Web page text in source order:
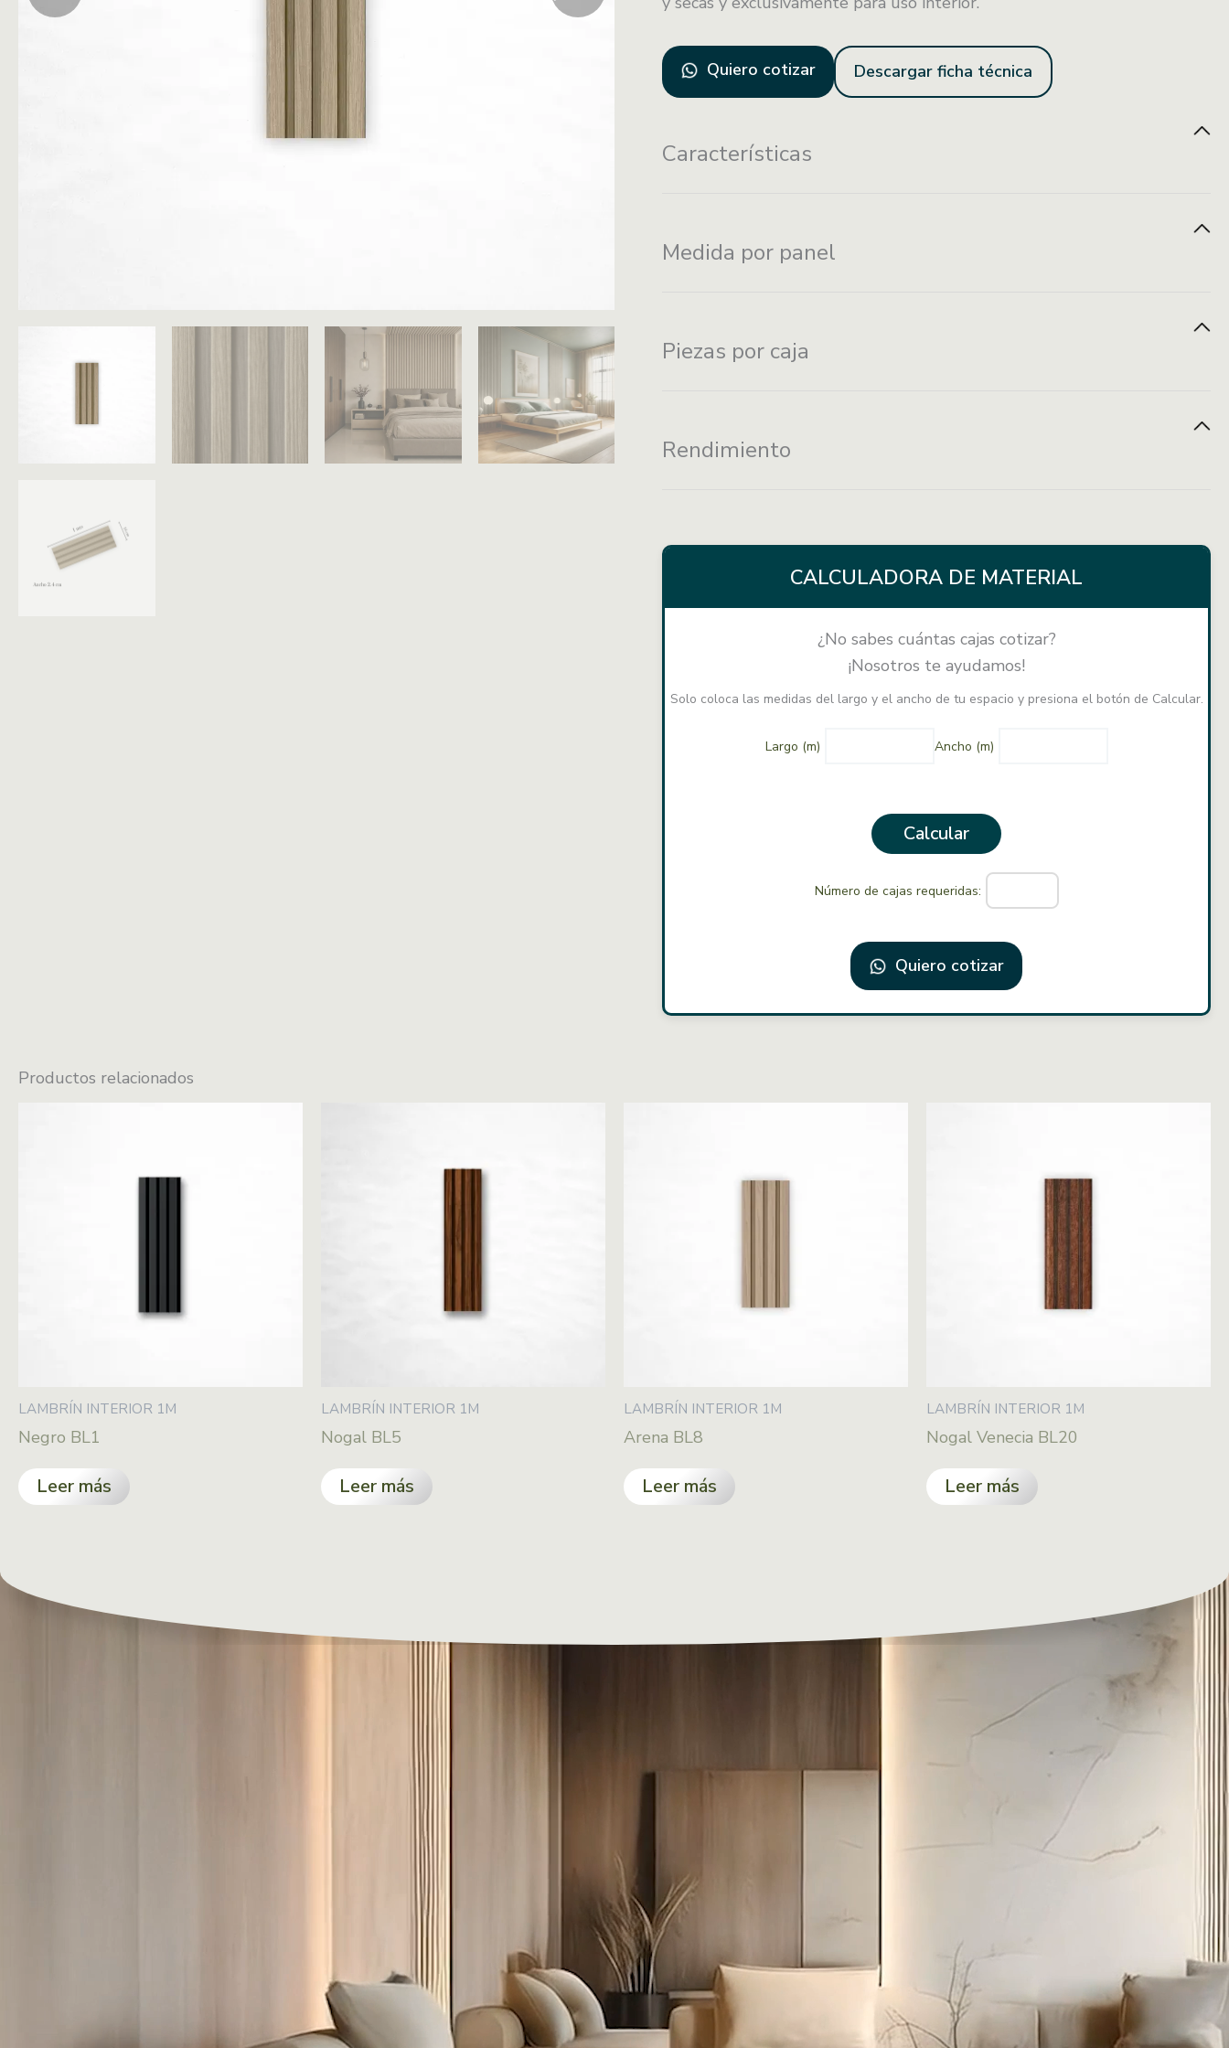
Quiero cotizar Descargar ficha técnica
Características
Instalación con
Instalación con
Medida por panel
Piezas por caja
Rendimiento
CALCULADORA DE MATERIAL
¿No sabes cuántas cajas cotizar?
¡Nosotros te ayudamos!
Solo coloca las medidas del largo y el ancho de tu espacio y presiona el botón de Calcular.
Largo (m) Ancho (m)
Calcular
Número de cajas requeridas:
Quiero cotizar
Productos relacionados
LAMBRÍN INTERIOR 1M
Negro BL1
Leer más
LAMBRÍN INTERIOR 1M
Nogal BL5
Leer más
LAMBRÍN INTERIOR 1M
Arena BL8
Leer más
LAMBRÍN INTERIOR 1M
Nogal Venecia BL20
Leer más